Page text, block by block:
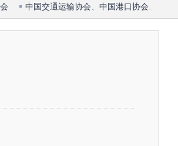
中国交通运输协会、中国港口协会、中国船